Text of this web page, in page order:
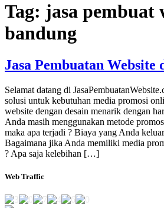
Tag: jasa pembuat
bandung
Jasa Pembuatan Website
Selamat datang di
solusi untuk kebutuhan media promosi
website dengan desain menarik dengan
Anda masih menggunakan metode
maka apa terjadi ? Biaya yang Anda
Bagaimana jika Anda memiliki media
? Apa saja kelebihan […]
Web Traffic